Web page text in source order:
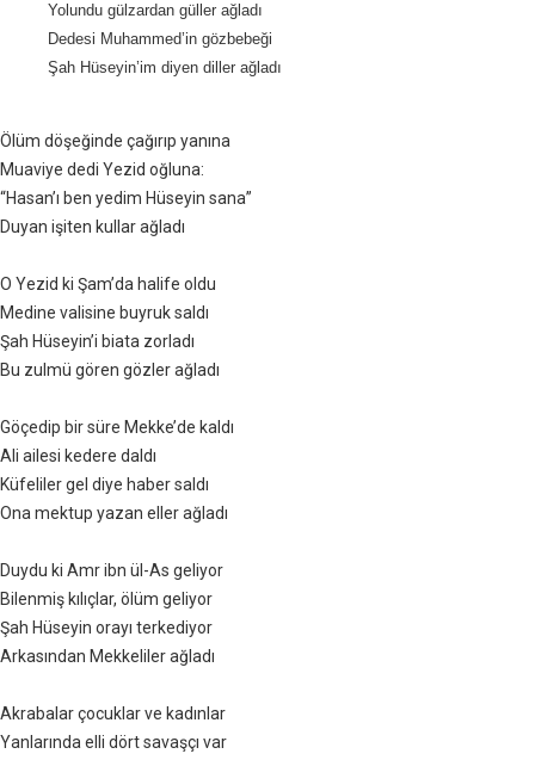
Yolundu gülzardan güller ağladı
Dedesi Muhammed’in gözbebeği
Şah Hüseyin’im diyen diller ağladı
Ölüm döşeğinde çağırıp yanına
Muaviye dedi Yezid oğluna:
“Hasan’ı ben yedim Hüseyin sana”
Duyan işiten kullar ağladı
O Yezid ki Şam’da halife oldu
Medine valisine buyruk saldı
Şah Hüseyin’i biata zorladı
Bu zulmü gören gözler ağladı
Göçedip bir süre Mekke’de kaldı
Ali ailesi kedere daldı
Küfeliler gel diye haber saldı
Ona mektup yazan eller ağladı
Duydu ki Amr ibn ül-As geliyor
Bilenmiş kılıçlar, ölüm geliyor
Şah Hüseyin orayı terkediyor
Arkasından Mekkeliler ağladı
Akrabalar çocuklar ve kadınlar
Yanlarında elli dört savaşçı var